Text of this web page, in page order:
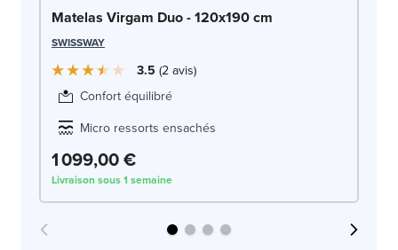
Matelas Virgam Duo - 120x190 cm
SWISSWAY
3.5 2 avis
Confort équilibré
Micro ressorts ensachés
1 099,00 €
Livraison sous 1 semaine